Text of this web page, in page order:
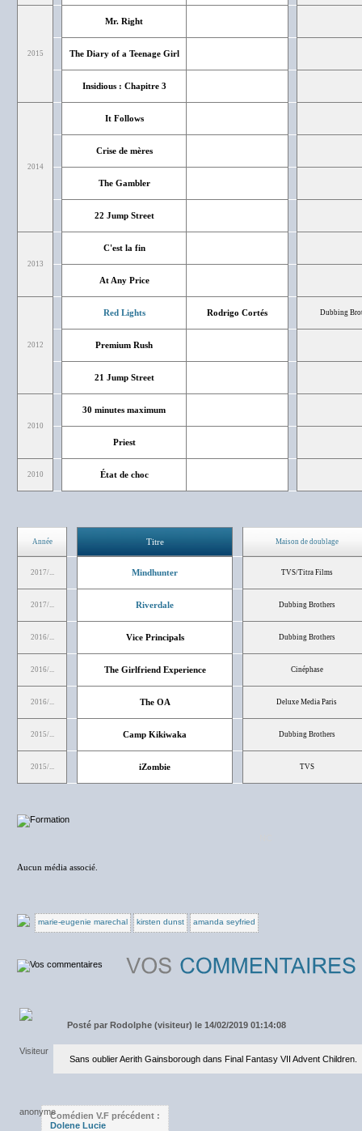
2015
Mr. Right
The Diary of a Teenage Girl
Insidious : Chapitre 3
2014
It Follows
Crise de mères
The Gambler
22 Jump Street
2013
C'est la fin
At Any Price
2012
Red Lights Rodrigo Cortés Dubbing
Premium Rush
21 Jump Street
2010
30 minutes maximum
Priest
2010 État de choc
Année Titre Maison de doublage
2017/... Mindhunter TVS/Titra Films
2017/... Riverdale Dubbing Brothers
2016/... Vice Principals Dubbing Brothers
2016/... The Girlfriend Experience Cinéphase
2016/... The OA Deluxe Media Paris
2015/... Camp Kikiwaka Dubbing Brothers
2015/... iZombie TVS
Aucun média associé.
marie-eugenie marechal kirsten dunst amanda seyfried
Posté par Rodolphe (visiteur) le 14/02/2019 01:14:08
Sans oublier Aerith Gainsborough dans Final Fantasy VII Advent Children.
Comédien V.F précédent :
Dolene Lucie